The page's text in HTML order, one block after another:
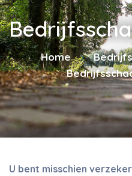
Home
U bent misschien